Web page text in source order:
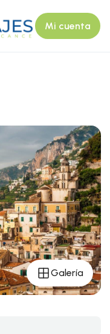
Mi cuenta
Galería